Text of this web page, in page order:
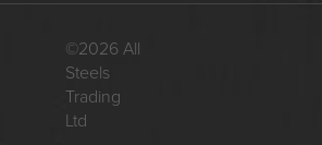
©2026 All
Steels
Trading
Ltd